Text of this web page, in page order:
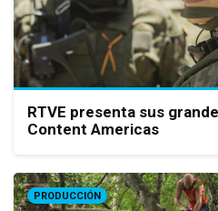
RTVE presenta sus
Content Americas
PRODUCCIÓN